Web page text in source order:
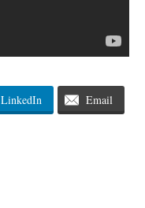
LinkedIn Email